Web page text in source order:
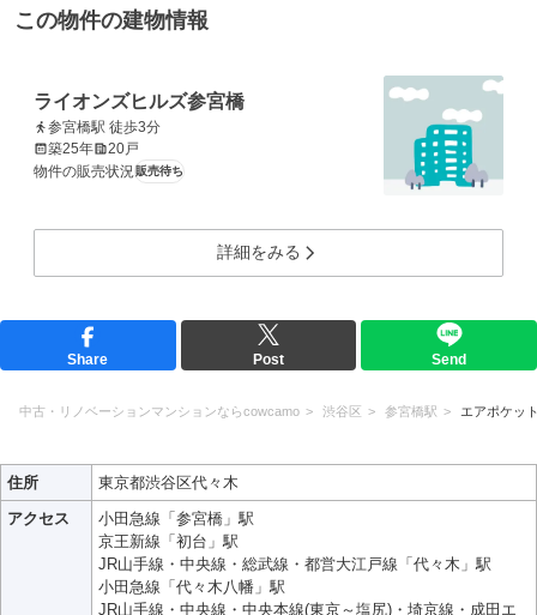
この物件の建物情報
ライオンズヒルズ参宮橋
参宮橋駅 徒歩3分
築25年
20戸
物件の販売状況販売待ち
詳細をみる
Share Post Send
中古・リノベーションマンションならcowcamo 渋谷区 参宮橋駅 エアポケッ
住所
東京都渋谷区代々木
アクセス
小田急線「参宮橋」駅
京王新線「初台」駅
JR山手線・中央線・総武線・都営大江戸線「代々木」駅
小田急線「代々木八幡」駅
JR山手線・中央線・中央本線(東京～塩尻)・埼京線・成田エ